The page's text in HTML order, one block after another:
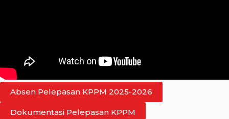
Absen Pelepasan KPPM 2025-2026
Dokumentasi Pelepasan KPPM